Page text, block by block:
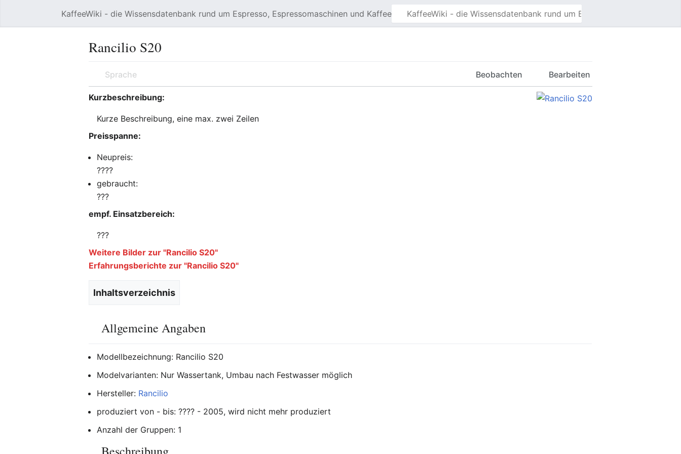
KaffeeWiki - die Wissensdatenbank rund um Espresso, Espressomaschinen und Kaffee
Rancilio S20
Sprache Beobachten Bearbeiten
Kurzbeschreibung:
Kurze Beschreibung, eine max. zwei Zeilen
Preisspanne:
Neupreis:
????
gebraucht:
???
empf. Einsatzbereich:
???
Weitere Bilder zur "Rancilio S20"
Erfahrungsberichte zur "Rancilio S20"
Inhaltsverzeichnis
Allgemeine Angaben
Modellbezeichnung: Rancilio S20
Modelvarianten: Nur Wassertank, Umbau nach Festwasser möglich
Hersteller: Rancilio
produziert von - bis: ???? - 2005, wird nicht mehr produziert
Anzahl der Gruppen: 1